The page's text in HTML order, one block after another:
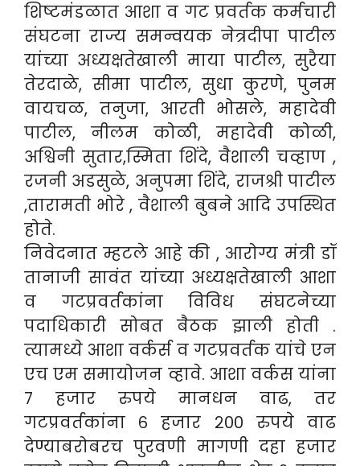
शिष्टमंडळात आशा व गट प्रवर्तक कर्मचारी
संघटना राज्य समन्वयक नेत्रदीपा पाटील
यांच्या अध्यक्षतेखाली माया पाटील, सुरैया
तेरदाळे, सीमा पाटील, सुधा कुरणे, पुनम
वायचळ, तनुजा, आरती भोसले, महादेवी
पाटील, नीलम कोळी, महादेवी कोळी,
अश्विनी सुतार,स्मिता शिंदे, वैशाली चव्हाण ,
रजनी अडसुळे, अनुपमा शिंदे, राजश्री पाटील
,तारामती भोरे , वैशाली बुबने आदि उपस्थित
होते.
निवेदनात म्हटले आहे की , आरोग्य मंत्री डॉ
तानाजी सावंत यांच्या अध्यक्षतेखाली आशा
व गटप्रवर्तकांना विविध संघटनेच्या
पदाधिकारी सोबत बैठक झाली होती .
त्यामध्ये आशा वर्कर्स व गटप्रवर्तक यांचे एन
एच एम समायोजन व्हावे. आशा वर्कस यांना
७ हजार रुपये मानधन वाढ, तर
गटप्रवर्तकांना ६ हजार २०० रुपये वाढ
देण्याबरोबरच पुरवणी मागणी दहा हजार